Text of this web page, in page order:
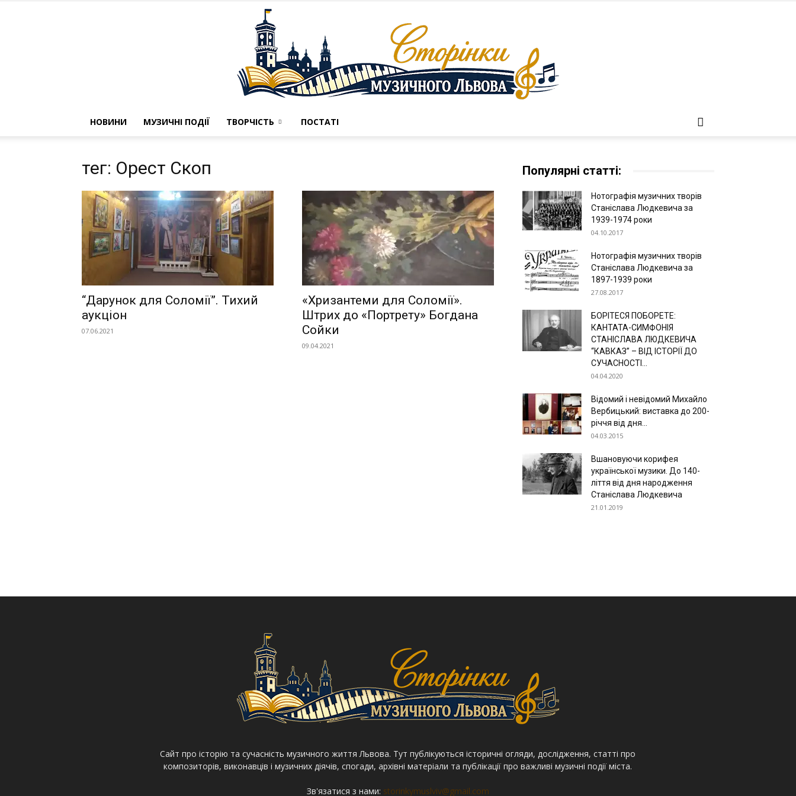
музичного
Львова
НОВИНИ МУЗИЧНІ ПОДІЇ ТВОРЧІСТЬ ПОСТАТІ
тег: Орест Скоп
“Дарунок для Соломії”. Тихий
аукціон
07.06.2021
«Хризантеми для Соломії».
Штрих до «Портрету» Богдана
Сойки
09.04.2021
Популярні статті:
Нотографія музичних творів
Станіслава Людкевича за
1939-1974 роки
04.10.2017
Нотографія музичних творів
Станіслава Людкевича за
1897-1939 роки
27.08.2017
БОРІТЕСЯ ПОБОРЕТЕ:
КАНТАТА-СИМФОНІЯ
СТАНІСЛАВА ЛЮДКЕВИЧА
“КАВКАЗ” – ВІД ІСТОРІЇ ДО
СУЧАСНОСТІ...
04.04.2020
Відомий і невідомий Михайло
Вербицький: виставка до 200-
річчя від дня...
04.03.2015
Вшановуючи корифея
української музики. До 140-
ліття від дня народження
Станіслава Людкевича
21.01.2019
Cайт про історію та сучасність музичного життя Львова. Тут публікуються історичні огляди, дослідження, статті про
композиторів, виконавців і музичних діячів, спогади, архівні матеріали та публікації про важливі музичні події міста.
Зв'язатися з нами: storinkymuslviv@gmail.com